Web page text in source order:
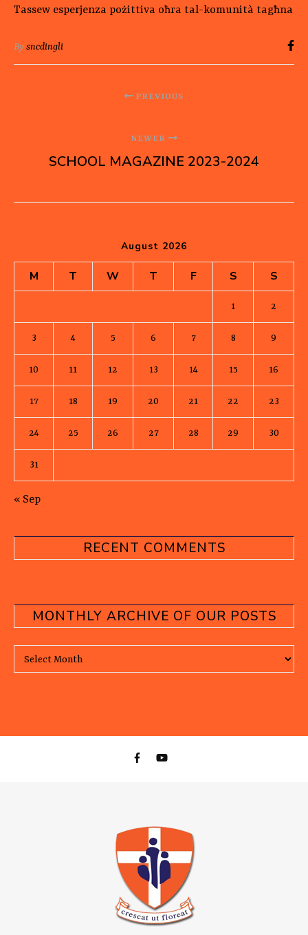
Tassew esperjenza pożittiva oħra tal-komunità tagħna
Bysncdingli
PREVIOUS
NEWER
SCHOOL MAGAZINE 2023-2024
August 2026
M T W T F S S
1 2
3 4 5 6 7 8 9
10 11 12 13 14 15 16
17 18 19 20 21 22 23
24 25 26 27 28 29 30
31
« Sep
RECENT COMMENTS
MONTHLY ARCHIVE OF OUR POSTS
Monthly Archive of our posts